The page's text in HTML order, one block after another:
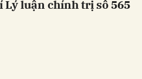
Lý luận chính trị số 565